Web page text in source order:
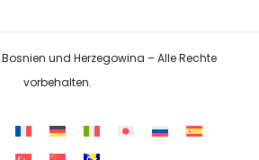
und Herzegowina – Alle Rechte
vorbehalten.